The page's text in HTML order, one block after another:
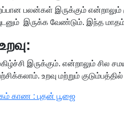
பலன்கள் இருக்கும் என்றாலும்
இருக்க வேண்டும். இந்த
இருக்கும். என்றாலும் சில
உறவு மற்றும்
காண : புதன் பூஜை